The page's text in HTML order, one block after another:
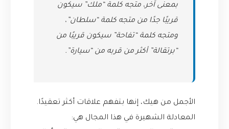
بمعنى آخر، متجه كلمة “ملك” سيكون
قريبًا جدًا من متجه كلمة “سلطان”،
ومتجه كلمة “تفاحة” سيكون قريبًا من
“برتقالة” أكثر من قربه من “سيارة”.
الأجمل من هيك، إنها بتفهم علاقات أكثر تعقيدًا.
المعادلة الشهيرة في هذا المجال هي: